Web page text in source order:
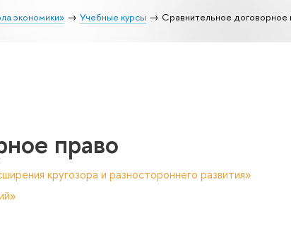
экономики» Учебные курсы Сравнительное договорное
право
кругозора и разностороннего развития»